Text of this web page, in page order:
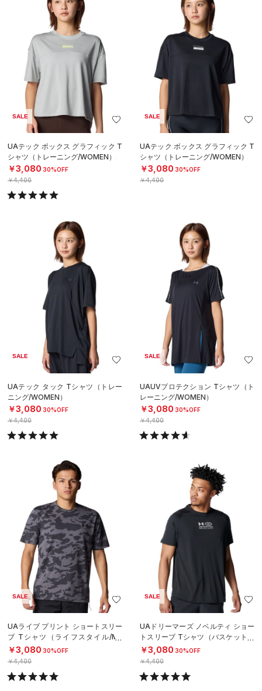
SALE
UAテック ボックス グラフィック T
シャツ（トレーニング/WOMEN）
￥3,080 30%OFF
￥4,400
SALE
UAテック ボックス グラフィック T
シャツ（トレーニング/WOMEN）
￥3,080 30%OFF
￥4,400
SALE
UAテック タック Tシャツ（トレー
ニング/WOMEN）
￥3,080 30%OFF
￥4,400
SALE
UAUVプロテクション Tシャツ（ト
レーニング/WOMEN）
￥3,080 30%OFF
￥4,400
SALE
UAライブ プリント ショートスリー
ブ Tシャツ（ライフスタイル/ME
N）
￥3,080 30%OFF
￥4,400
SALE
UAドリーマーズ ノベルティ ショー
トスリーブ Tシャツ（バスケットボ
ール/MEN）
￥3,080 30%OFF
￥4,400